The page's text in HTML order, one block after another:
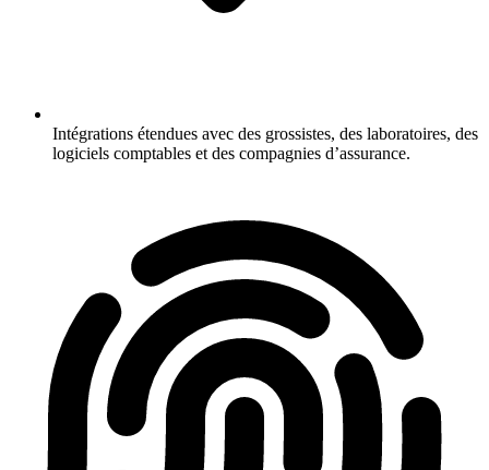
Intégrations étendues avec des grossistes, des laboratoires, des
logiciels comptables et des compagnies d’assurance.